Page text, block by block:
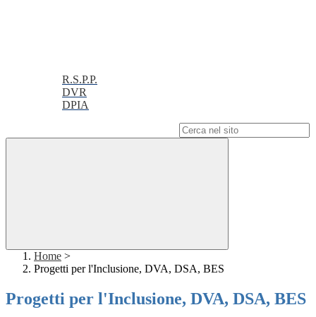
R.S.P.P.
DVR
DPIA
Home >
Progetti per l'Inclusione, DVA, DSA, BES
Progetti per l'Inclusione, DVA, DSA, BES